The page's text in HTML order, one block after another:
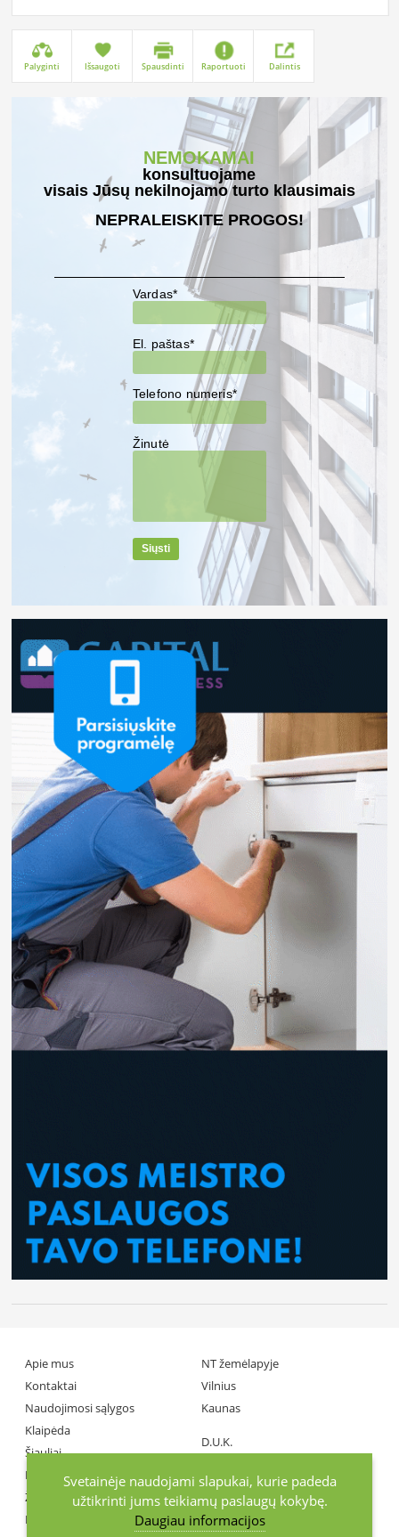
Palyginti Išsaugoti Spausdinti Raportuoti Dalintis
NEMOKAMAI
konsultuojame
visais Jūsų nekilnojamo turto klausimais
NEPRALEISKITE PROGOS!
Vardas*
El. paštas*
Telefono numeris*
Žinutė
Siųsti
Apie mus
Kontaktai
Naudojimosi sąlygos
NT žemėlapyje
Vilnius
Kaunas
Klaipėda
Šiauliai
Panevėžys
D.U.K.
Žiniasklaida
Investuotojai
+370686 77737
Svetainėje naudojami slapukai, kurie padeda
užtikrinti jums teikiamų paslaugų kokybę.
Daugiau informacijos